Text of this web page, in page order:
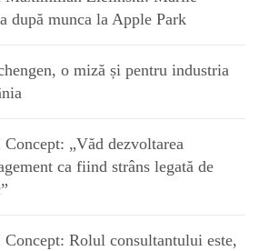
după munca la Apple Park
o miză și pentru industria
„Văd dezvoltarea
ca fiind strâns legată de
Rolul consultantului este,